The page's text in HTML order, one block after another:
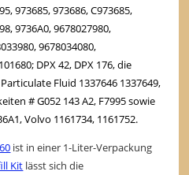
973685, 973686, C973685,
9736A0, 9678027980,
9678034080,
DPX 42, DPX 176, die
Fluid 1337646 1337649,
# G052 143 A2, F7995 sowie
Volvo 1161734, 1161752.
ist in einer 1-Liter-Verpackung
Kit lässt sich die